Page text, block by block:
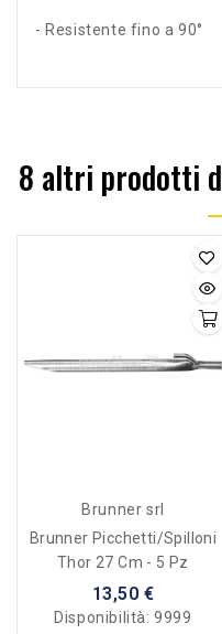
- Resistente fino a 90°
8 altri prodotti
Brunner srl
Brunner Picchetti/Spilloni
Thor 27 Cm - 5 Pz
13,50 €
Disponibilità:9999